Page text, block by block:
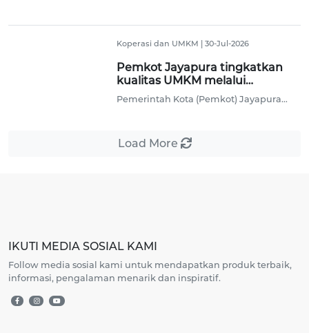
Koperasi dan UMKM |30-Jul-2026
Pemkot Jayapura tingkatkan
kualitas UMKM melalui
legalitas usaha
Pemerintah Kota (Pemkot) Jayapura, Papua, melalui Dinas Perindustrian, Perdagangan, Koperasi dan Usaha Kecil Menengah (Perindagkop dan UKM) setempat meningkatkan kualitas pelaku Usaha Mikro, Kecil dan Menengah (UMKM) di daerah tersebut melalui penguatan legalitas usaha dan pelatihan manajemen keuangan.
Load More
IKUTI MEDIA SOSIAL KAMI
Follow media sosial kami untuk mendapatkan produk terbaik,
informasi, pengalaman menarik dan inspiratif.